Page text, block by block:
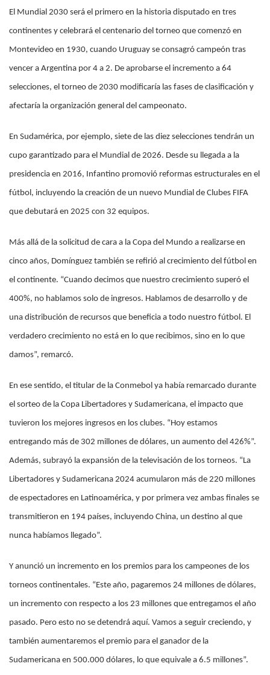
El Mundial 2030 será el primero en la historia disputado en tres
continentes y celebrará el centenario del torneo que comenzó en
Montevideo en 1930, cuando Uruguay se consagró campeón tras
vencer a Argentina por 4 a 2. De aprobarse el incremento a 64
selecciones, el torneo de 2030 modificaría las fases de clasificación y
afectaría la organización general del campeonato.
En Sudamérica, por ejemplo, siete de las diez selecciones tendrán un
cupo garantizado para el Mundial de 2026. Desde su llegada a la
presidencia en 2016, Infantino promovió reformas estructurales en el
fútbol, incluyendo la creación de un nuevo Mundial de Clubes FIFA
que debutará en 2025 con 32 equipos.
Más allá de la solicitud de cara a la Copa del Mundo a realizarse en
cinco años, Domínguez también se refirió al crecimiento del fútbol en
el continente. “Cuando decimos que nuestro crecimiento superó el
400%, no hablamos solo de ingresos. Hablamos de desarrollo y de
una distribución de recursos que beneficia a todo nuestro fútbol. El
verdadero crecimiento no está en lo que recibimos, sino en lo que
damos”, remarcó.
En ese sentido, el titular de la Conmebol ya había remarcado durante
el sorteo de la Copa Libertadores y Sudamericana, el impacto que
tuvieron los mejores ingresos en los clubes. “Hoy estamos
entregando más de 302 millones de dólares, un aumento del 426%”.
Además, subrayó la expansión de la televisación de los torneos. “La
Libertadores y Sudamericana 2024 acumularon más de 220 millones
de espectadores en Latinoamérica, y por primera vez ambas finales se
transmitieron en 194 países, incluyendo China, un destino al que
nunca habíamos llegado”.
Y anunció un incremento en los premios para los campeones de los
torneos continentales. “Este año, pagaremos 24 millones de dólares,
un incremento con respecto a los 23 millones que entregamos el año
pasado. Pero esto no se detendrá aquí. Vamos a seguir creciendo, y
también aumentaremos el premio para el ganador de la
Sudamericana en 500.000 dólares, lo que equivale a 6.5 millones”.